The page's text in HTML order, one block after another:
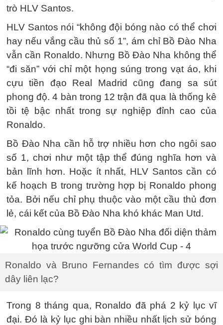
trò HLV Santos.
HLV Santos nói “không đội bóng nào có thể chơi
hay nếu vắng cầu thủ số 1”, ám chỉ Bồ Đào Nha
vẫn cần Ronaldo. Nhưng Bồ Đào Nha không thể
“đi săn” với chỉ một họng súng trong vạt áo, khi
cựu tiền đạo Real Madrid cũng đang sa sút
phong độ. 4 bàn trong 12 trận đã qua là thống kê
tồi tệ bậc nhất trong sự nghiệp đỉnh cao của
Ronaldo.
Bồ Đào Nha cần hỗ trợ nhiều hơn cho ngôi sao
số 1, chơi như một tập thể đúng nghĩa hơn và
bản lĩnh hơn. Hoặc ít nhất, HLV Santos cần có
kế hoạch B trong trường hợp bị Ronaldo phong
tỏa. Bởi nếu chỉ phụ thuộc vào một cầu thủ đơn
lẻ, cái kết của Bồ Đào Nha khó khác Man Utd.
Ronaldo và Bruno Fernandes có tìm được sợi
dây liên lạc?
Trong 8 tháng qua, Ronaldo đã phá 2 kỷ lục vĩ
đại. Đó là kỷ lục ghi bàn nhiều nhất lịch sử bóng